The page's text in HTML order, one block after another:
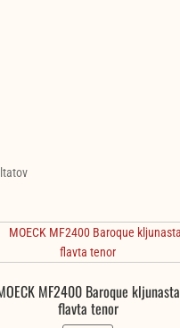
Razvrščeno
od
najnižje
najvišje
MF2400 Baroque kljunasta
flavta tenor